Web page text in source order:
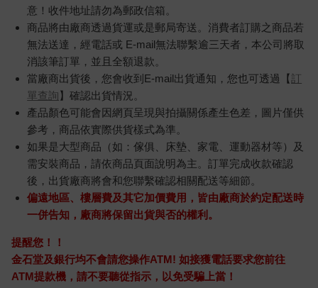
意！收件地址請勿為郵政信箱。
商品將由廠商透過貨運或是郵局寄送。消費者訂購之商品若
無法送達，經電話或 E-mail無法聯繫逾三天者，本公司將取
消該筆訂單，並且全額退款。
當廠商出貨後，您會收到E-mail出貨通知，您也可透過【訂
單查詢】確認出貨情況。
產品顏色可能會因網頁呈現與拍攝關係產生色差，圖片僅供
參考，商品依實際供貨樣式為準。
如果是大型商品（如：傢俱、床墊、家電、運動器材等）及
需安裝商品，請依商品頁面說明為主。訂單完成收款確認
後，出貨廠商將會和您聯繫確認相關配送等細節。
偏遠地區、樓層費及其它加價費用，皆由廠商於約定配送時
一併告知，廠商將保留出貨與否的權利。
提醒您！！
金石堂及銀行均不會請您操作ATM! 如接獲電話要求您前往
ATM提款機，請不要聽從指示，以免受騙上當！